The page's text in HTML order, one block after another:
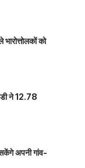
को
ने 12.78
अपनी गांव-